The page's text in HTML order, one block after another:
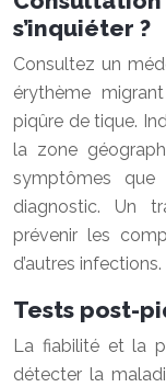
s’inquiéter ?
Consultez un
érythème
piqûre de tique.
la zone
symptômes
diagnostic. Un
prévenir les
d’autres infections.
Tests post-
La fiabilité et la
détecter la